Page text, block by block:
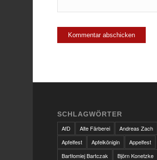
SCHLAGWÖRTER
AfD
Alte Färberei
Andreas Zach
Apfelfest
Apfelkönigin
Appelfest
Bartłomiej Bartczak
Björn Konetzke